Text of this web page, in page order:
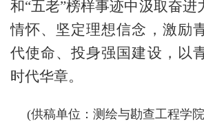
和“五老”榜样事迹中汲取奋进
情怀、坚定理想信念，激励
代使命、投身强国建设，以
时代华章。
(供稿单位： 测绘与勘查工程学院